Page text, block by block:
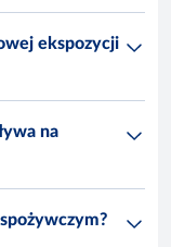
ekspozycji
na